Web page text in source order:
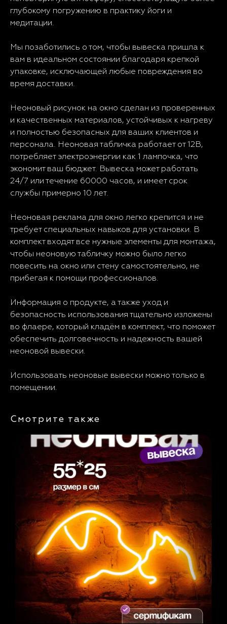
глубокому погружению в практику йоги и
медитации.
Мы позаботились о том, чтобы вывеска пришла к
вам в идеальном состоянии благодаря крепкой
упаковке, исключающей любые повреждения во
время доставки.
Неоновый рисунок на окно сделан из проверенных
и качественных материалов, устойчивых к нагреву
и полностью безопасных для ваших клиентов и
персонала. Неоновая табличка работает от 12В,
потребляет электроэнергии как 1 лампочка, что
экономит ваш бюджет. Вывеска может работать
24/7 или течение 60000 часов, и имеет срок
службы примерно 10 лет.
Неоновая реклама для окно легко крепится и не
требует специальных навыков для установки. В
комплект входят все нужные элементы для монтажа,
чтобы неоновую табличку можно было легко
повесить на окно или стену самостоятельно, не
прибегая к помощи профессионалов.
Информация о продукте, а также уход и
безопасность использования тщательно изложены
во флаере, который кладём в комплект, что поможет
обеспечить долговечность и надежность вашей
неоновой вывески.
Использовать неоновые вывески можно только в
помещении.
Смотрите также